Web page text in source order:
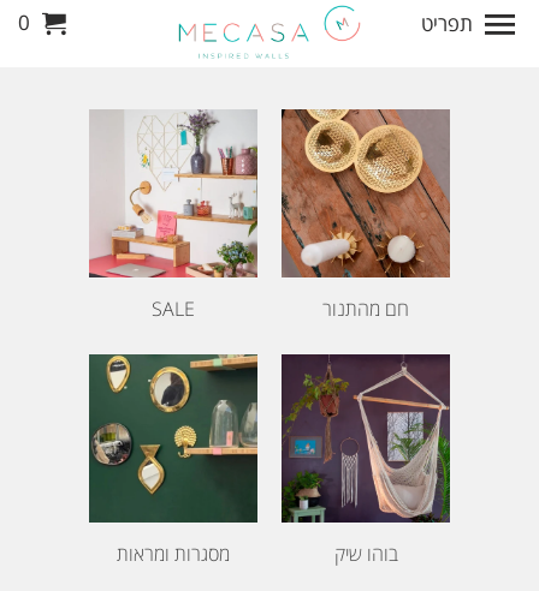
SALE חם מהתנור
מסגרות ומראות בוהו שיק
0 תפריט